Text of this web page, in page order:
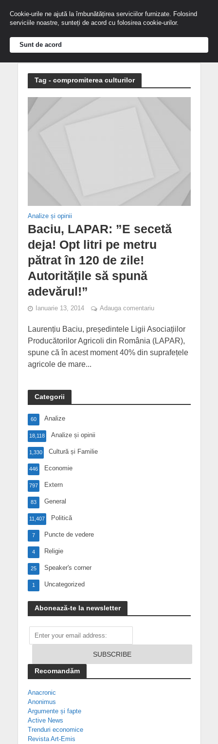
Tag - compromiterea culturilor
Analize și opinii
Baciu, LAPAR: ”E secetă
deja! Opt litri pe metru
pătrat în 120 de zile!
Autoritățile să spună
adevărul!”
Ianuarie 13, 2014 Adauga comentariu
Laurențiu Baciu, președintele Ligii Asociațiilor
Producătorilor Agricoli din România (LAPAR),
spune că în acest moment 40% din suprafețele
agricole de mare...
Categorii
Analize
60
Analize și opinii
18,118
Cultură și Familie
1,330
Economie
446
Extern
797
General
83
Politică
11,407
Puncte de vedere
7
Religie
4
Speaker's corner
25
Uncategorized
1
Abonează-te la newsletter
Recomandăm
Anacronic
Anonimus
Argumente și fapte
Active News
Trenduri economice
Revista Art-Emis
Cookie-urile ne ajută la îmbunătățirea serviciilor furnizate. Folosind
serviciile noastre, sunteți de acord cu folosirea cookie-urilor.
Sunt de acord